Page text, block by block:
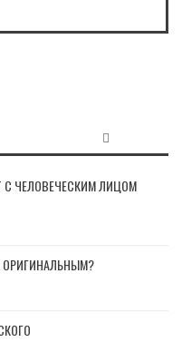
ЧЕЛОВЕЧЕСКИМ ЛИЦОМ
ОРИГИНАЛЬНЫМ?